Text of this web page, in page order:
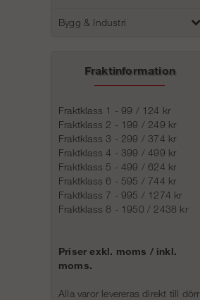
Bygg & Industri
Fraktinformation
Fraktklass 1 - 99 / 124 kr
Fraktklass 2 - 199 / 249 kr
Fraktklass 3 - 299 / 374 kr
Fraktklass 4 - 399 / 499 kr
Fraktklass 5 - 499 / 624 kr
Fraktklass 6 - 595 / 744 kr
Fraktklass 7 - 995 / 1274 kr
Fraktklass 8 - 1950 / 2438 kr
Priser exkl. moms / inkl.
moms.
Alla varor levereras direkt till dörr